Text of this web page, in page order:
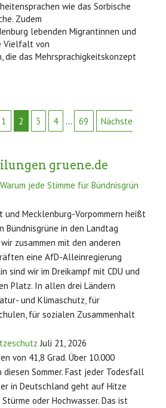
wie das Sorbische
Zudem
lebenden Migrantinnen und
Vielfalt von
die das Mehrsprachigkeitskonzept
1 2 3 4 … 69
Nächste
gruene.de
jede Stimme für Bündnisgrün
und Mecklenburg-Vorpommern heißt
Bündnisgrüne in den Landtag
zusammen mit den anderen
eine AfD-Alleinregierung
sind wir im Dreikampf mit CDU und
Platz. In allen drei Ländern
und Klimaschutz, für
für sozialen Zusammenhalt
Juli 21, 2026
von 41,8 Grad. Über 10.000
Sommer. Fast jeder Todesfall
in Deutschland geht auf Hitze
oder Hochwasser. Das ist